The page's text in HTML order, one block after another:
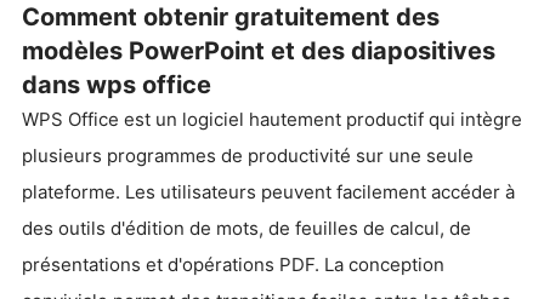
Comment obtenir gratuitement des
modèles PowerPoint et des diapositives
dans wps office
WPS Office est un logiciel hautement productif qui intègre
plusieurs programmes de productivité sur une seule
plateforme. Les utilisateurs peuvent facilement accéder à
des outils d'édition de mots, de feuilles de calcul, de
présentations et d'opérations PDF. La conception